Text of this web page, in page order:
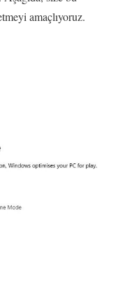
amaçlıyoruz.